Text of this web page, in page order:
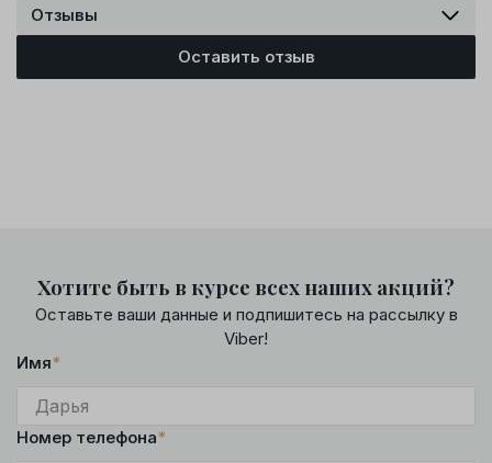
Отзывы
Оставить отзыв
Хотите быть в курсе всех наших акций?
Оставьте ваши данные и подпишитесь на рассылку в
Viber!
Имя*
Номер телефона*